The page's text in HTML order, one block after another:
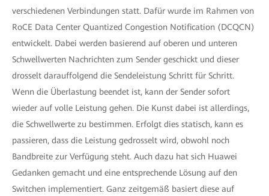
verschiedenen Verbindungen statt. Dafür wurde im Rahmen von
RoCE Data Center Quantized Congestion Notification (DCQCN)
entwickelt. Dabei werden basierend auf oberen und unteren
Schwellwerten Nachrichten zum Sender geschickt und dieser
drosselt darauffolgend die Sendeleistung Schritt für Schritt.
Wenn die Überlastung beendet ist, kann der Sender sofort
wieder auf volle Leistung gehen. Die Kunst dabei ist allerdings,
die Schwellwerte zu bestimmen. Erfolgt dies statisch, kann es
passieren, dass die Leistung gedrosselt wird, obwohl noch
Bandbreite zur Verfügung steht. Auch dazu hat sich Huawei
Gedanken gemacht und eine entsprechende Lösung auf den
Switchen implementiert. Ganz zeitgemäß basiert diese auf